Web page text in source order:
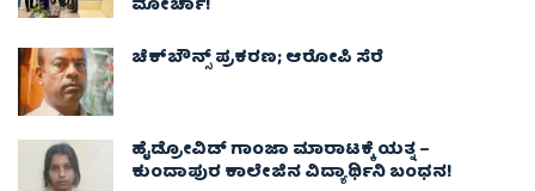
ಚೆಕ್​ಬೌನ್ಸ್​ ಪ್ರಕರಣ; ಆರೋಪಿ ಸೆರೆ
ಹೈಡ್ರೋವಿಡ್ ಗಾಂಜಾ ಮಾರಾಟಕ್ಕೆ ಯತ್ನ –
ಕುಂದಾಪುರ ಕಾಲೇಜಿನ ವಿದ್ಯಾರ್ಥಿನಿ ಬಂಧನ!